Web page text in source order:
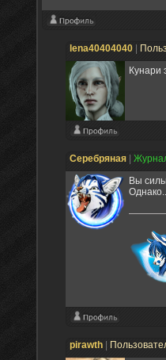
lena40404040
Кунари
Серебряная
Вы
pirawth